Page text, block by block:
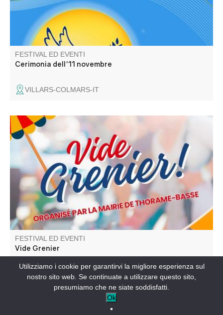
FESTIVAL ED EVENTI
Cerimonia dell'11 novembre
VILLARS-COLMARS-IT
Venez chiner dans les rues et places du village. Jouets,
objets de décoration, livres, vêtements
FESTIVAL ED EVENTI
Vide Grenier
THORAME-BASSE-IT
Utilizziamo i cookie per garantirvi la migliore esperienza sul
nostro sito web. Se continuate a utilizzare questo sito,
presumiamo che ne siate soddisfatti.
Ok